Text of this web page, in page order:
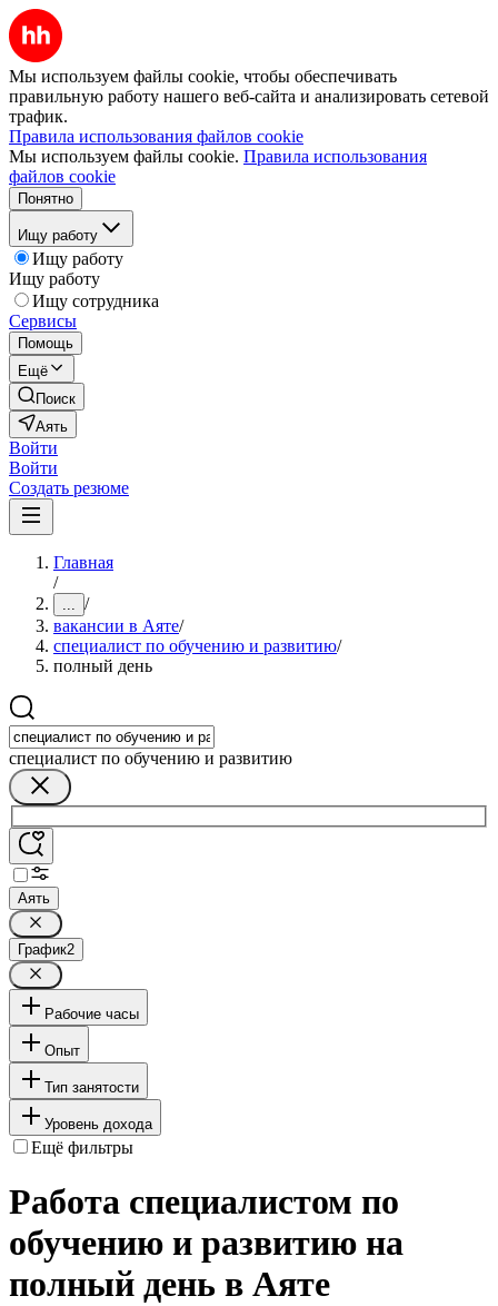
Мы используем файлы cookie, чтобы обеспечивать
правильную работу нашего веб-сайта и анализировать сетевой
трафик.
Правила использования файлов cookie
Мы используем файлы cookie. Правила использования
файлов cookie
Понятно
Ищу работу
Ищу работу
Ищу работу
Ищу сотрудника
Сервисы
Помощь
Ещё
Поиск
Аять
Войти
Войти
Создать резюме
Главная
/
... /
вакансии в Аяте/
специалист по обучению и развитию/
полный день
специалист по обучению и развитию
Аять
График2
Рабочие часы
Опыт
Тип занятости
Уровень дохода
Ещё фильтры
Работа специалистом по
обучению и развитию на
полный день в Аяте